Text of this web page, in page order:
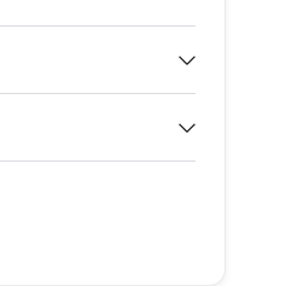
enthält 100 %
frei von Palmöl. Der
Zudem erzeugt
und